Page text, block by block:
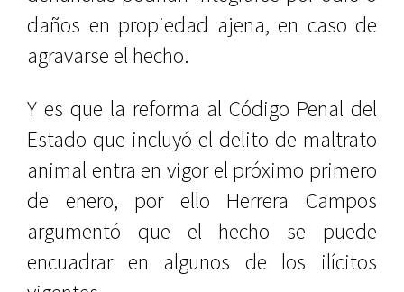
daños en propiedad ajena, en caso de
agravarse el hecho.
Y es que la reforma al Código Penal del
Estado que incluyó el delito de maltrato
animal entra en vigor el próximo primero
de enero, por ello Herrera Campos
argumentó que el hecho se puede
encuadrar en algunos de los ilícitos